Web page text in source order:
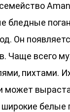
бледные
Он
Чаще всего
пихтами.
может
белые